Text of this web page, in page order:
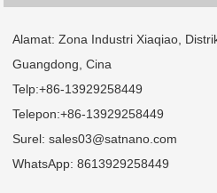
Alamat: Zona Industri Xiaqiao,
Guangdong, Cina
Telp:+86-13929258449
Telepon:+86-13929258449
Surel:sales03@satnano.com
WhatsApp:8613929258449